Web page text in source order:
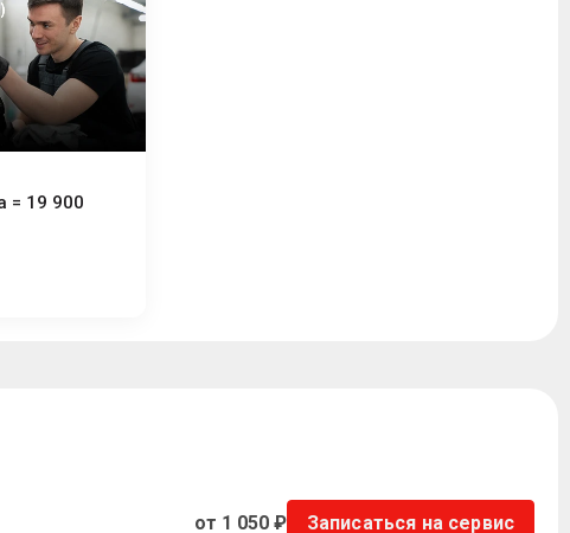
= 19 900
от 1 050 ₽ Записаться на сервис